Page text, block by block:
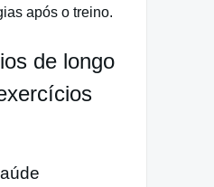
após o treino.
de longo